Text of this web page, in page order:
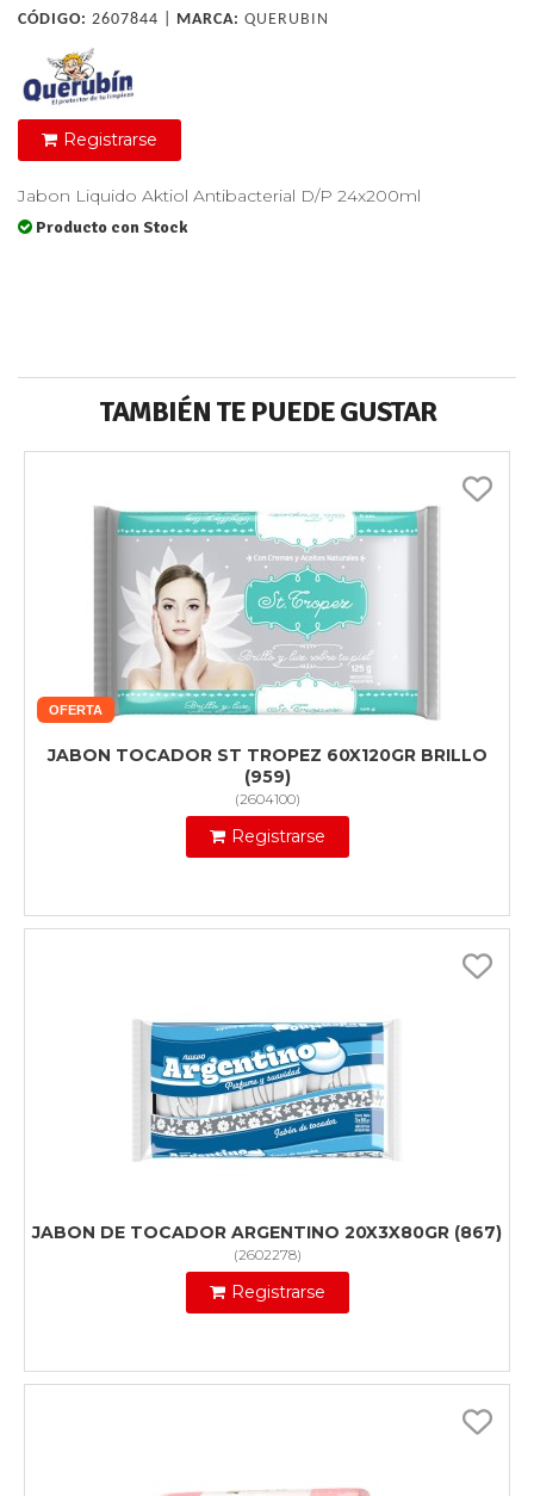
CÓDIGO: 2607844 | MARCA: QUERUBIN
Registrarse
Jabon Liquido Aktiol Antibacterial D/P 24x200ml
Producto con Stock
TAMBIÉN TE PUEDE GUSTAR
OFERTA
JABON TOCADOR ST TROPEZ 60X120GR BRILLO
(959)
(2604100)
Registrarse
JABON DE TOCADOR ARGENTINO 20X3X80GR (867)
(2602278)
Registrarse